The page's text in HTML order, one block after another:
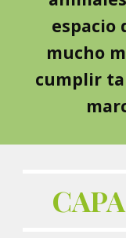
espacio
mucho
cumplir